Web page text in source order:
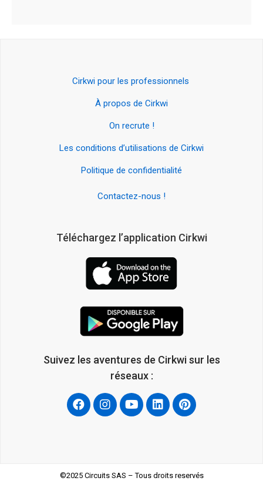
Cirkwi pour les professionnels
À propos de Cirkwi
On recrute !
Les conditions d’utilisations de Cirkwi
Politique de confidentialité
Contactez-nous !
Téléchargez l’application Cirkwi
Suivez les aventures de Cirkwi sur les
réseaux :
©2025 Circuits SAS – Tous droits reservés